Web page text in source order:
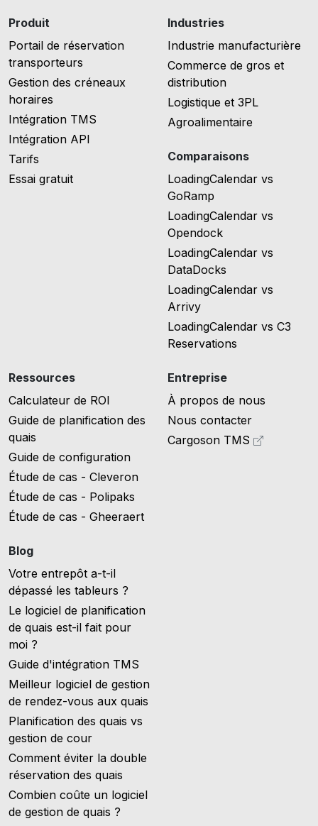
Produit
Portail de réservation
transporteurs
Gestion des créneaux
horaires
Intégration TMS
Intégration API
Tarifs
Essai gratuit
Industries
Industrie manufacturière
Commerce de gros et
distribution
Logistique et 3PL
Agroalimentaire
Comparaisons
LoadingCalendar vs
GoRamp
LoadingCalendar vs
Opendock
LoadingCalendar vs
DataDocks
LoadingCalendar vs
Arrivy
LoadingCalendar vs C3
Reservations
Ressources
Calculateur de ROI
Guide de planification des
quais
Guide de configuration
Étude de cas - Cleveron
Étude de cas - Polipaks
Étude de cas - Gheeraert
Blog
Votre entrepôt a-t-il
dépassé les tableurs ?
Le logiciel de planification
de quais est-il fait pour
moi ?
Guide d'intégration TMS
Meilleur logiciel de gestion
de rendez-vous aux quais
Planification des quais vs
gestion de cour
Comment éviter la double
réservation des quais
Combien coûte un logiciel
de gestion de quais ?
Entreprise
À propos de nous
Nous contacter
Cargoson TMS